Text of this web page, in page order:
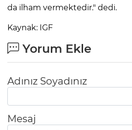
da ilham vermektedir." dedi.
Kaynak: IGF
Yorum Ekle
Adınız Soyadınız
Mesaj